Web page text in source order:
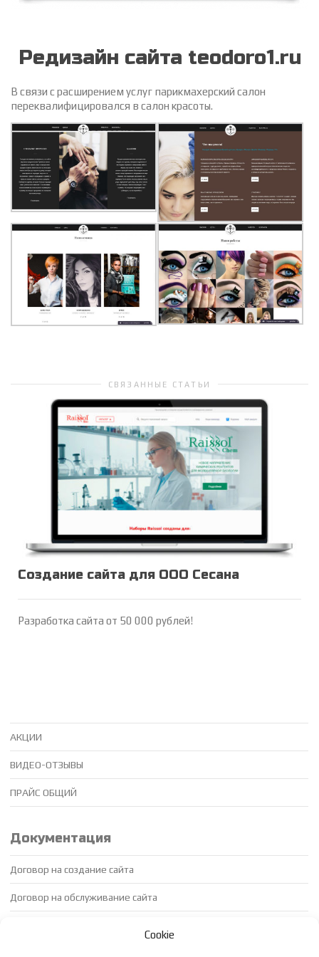
Cookie
Редизайн сайта teodoro1.ru
В связи с расширением услуг парикмахерский салон
переквалифицировался в салон красоты.
СВЯЗАННЫЕ СТАТЬИ
Создание сайта для ООО Сесана
Разработка сайта от 50 000 рублей!
АКЦИИ
ВИДЕО-ОТЗЫВЫ
ПРАЙС ОБЩИЙ
Документация
Договор на создание сайта
Договор на обслуживание сайта